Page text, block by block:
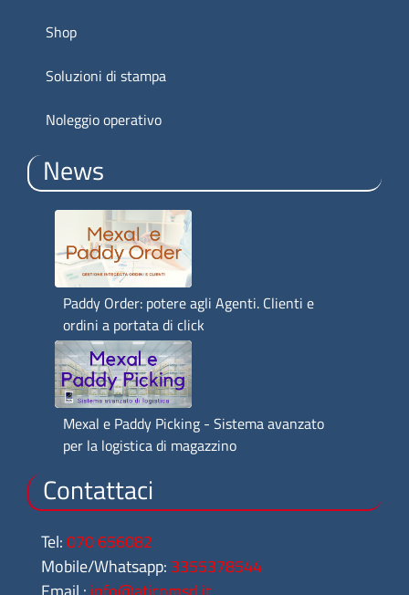
Shop
Soluzioni di stampa
Noleggio operativo
News
Paddy Order: potere agli Agenti. Clienti e
ordini a portata di click
Mexal e Paddy Picking - Sistema avanzato
per la logistica di magazzino
Contattaci
Tel:070 656082
Mobile/Whatsapp: 3355378544